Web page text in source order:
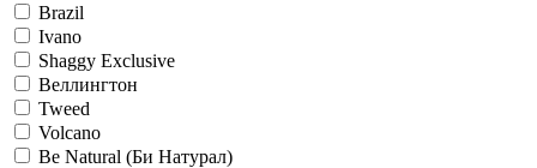
Brazil
Ivano
Shaggy Exclusive
Веллингтон
Tweed
Volcano
Be Natural (Би Натурал)